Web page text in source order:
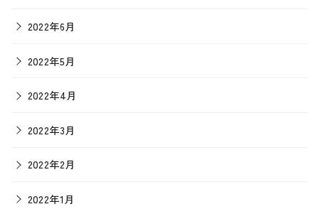
2022年6月
2022年5月
2022年4月
2022年3月
2022年2月
2022年1月